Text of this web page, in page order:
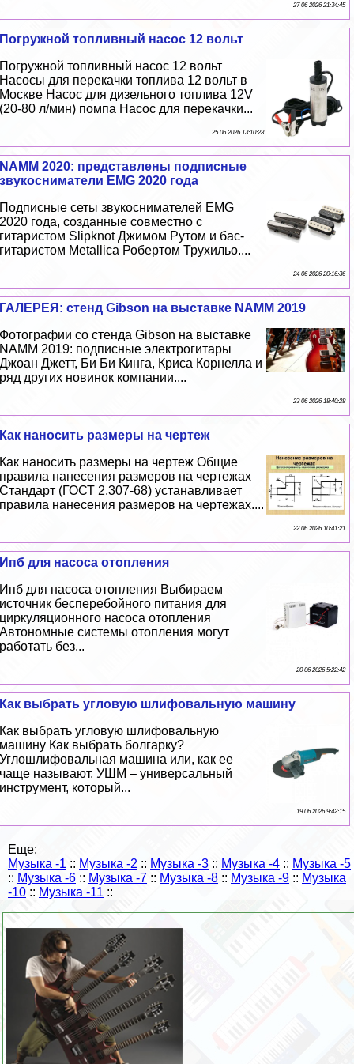
27 06 2026 21:34:45
Погружной топливный насос 12 вольт
Погружной топливный насос 12 вольт
Насосы для перекачки топлива 12 вольт в
Москве Насос для дизельного топлива 12V
(20-80 л/мин) помпа Насос для перекачки...
25 06 2026 13:10:23
NAMM 2020: представлены подписные
звукосниматели EMG 2020 года
Подписные сеты звукоснимателей EMG
2020 года, созданные совместно с
гитаристом Slipknot Джимом Рутом и бас-
гитаристом Metallica Робертом Трухильо....
24 06 2026 20:16:36
ГАЛЕРЕЯ: стенд Gibson на выставке NAMM 2019
Фотографии со стенда Gibson на выставке
NAMM 2019: подписные электрогитары
Джоан Джетт, Би Би Кинга, Криса Корнелла и
ряд других новинок компании....
23 06 2026 18:40:28
Как наносить размеры на чертеж
Как наносить размеры на чертеж Общие
правила нанесения размеров на чертежах
Стандарт (ГОСТ 2.307-68) устанавливает
правила нанесения размеров на чертежах....
22 06 2026 10:41:21
Ипб для насоса отопления
Ипб для насоса отопления Выбираем
источник бесперебойного питания для
циркуляционного насоса отопления
Автономные системы отопления могут
работать без...
20 06 2026 5:22:42
Как выбрать угловую шлифовальную машину
Как выбрать угловую шлифовальную
машину Как выбрать болгарку?
Углошлифовальная машина или, как ее
чаще называют, УШМ – универсальный
инструмент, который...
19 06 2026 9:42:15
Еще:
Музыка -1 :: Музыка -2 :: Музыка -3 :: Музыка -4 :: Музыка -5
:: Музыка -6 :: Музыка -7 :: Музыка -8 :: Музыка -9 :: Музыка
-10 :: Музыка -11 ::